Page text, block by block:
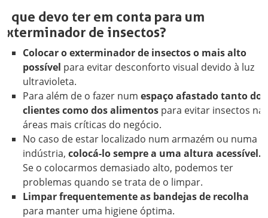
que devo ter em conta para um
de insectos?
Colocar o exterminador de insectos o mais alto
possível para evitar desconforto visual devido à luz
ultravioleta.
Para além de o fazer numespaço afastado tanto dos
clientes como dos alimentos para evitar insectos
áreas mais críticas do negócio.
No caso de estar localizado num armazém ou numa
indústria, colocá-lo sempre a uma altura acessível.
Se o colocarmos demasiado alto, podemos ter
problemas quando se trata de o limpar.
Limpar frequentemente as bandejas de recolha
para manter uma higiene óptima.